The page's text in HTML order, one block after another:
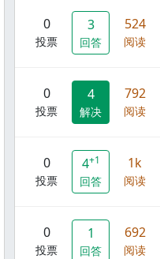
0
投票
3
回答
524
阅读
0
投票
4
解决
792
阅读
0
投票
4+1
回答
1k
阅读
0
投票
1
回答
692
阅读